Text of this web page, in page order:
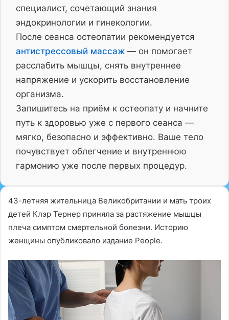
специалист, сочетающий знания
эндокринологии и гинекологии.
После сеанса остеопатии рекомендуется
антистрессовый массаж — он помогает
расслабить мышцы, снять внутреннее
напряжение и ускорить восстановление
организма.
Запишитесь на приём к остеопату и начните
путь к здоровью уже с первого сеанса —
мягко, безопасно и эффективно. Ваше тело
почувствует облегчение и внутреннюю
гармонию уже после первых процедур.
43-летняя жительница Великобритании и мать троих
детей Клэр Тернер приняла за растяжение мышцы
плеча симптом смертельной болезни. Историю
женщины опубликовало издание People.